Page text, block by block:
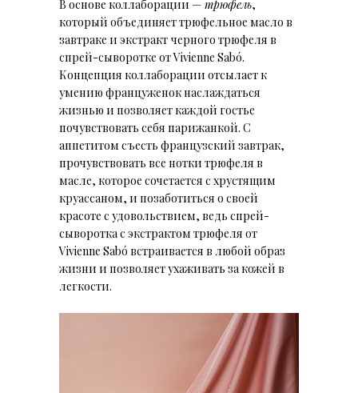
В основе коллаборации — трюфель,
который объединяет трюфельное масло в
завтраке и экстракт черного трюфеля в
спрей-сыворотке от Vivienne Sabó.
Концепция коллаборации отсылает к
умению француженок наслаждаться
жизнью и позволяет каждой гостье
почувствовать себя парижанкой. С
аппетитом съесть французский завтрак,
прочувствовать все нотки трюфеля в
масле, которое сочетается с хрустящим
круассаном, и позаботиться о своей
красоте с удовольствием, ведь спрей-
сыворотка с экстрактом трюфеля от
Vivienne Sabó встраивается в любой образ
жизни и позволяет ухаживать за кожей в
легкости.